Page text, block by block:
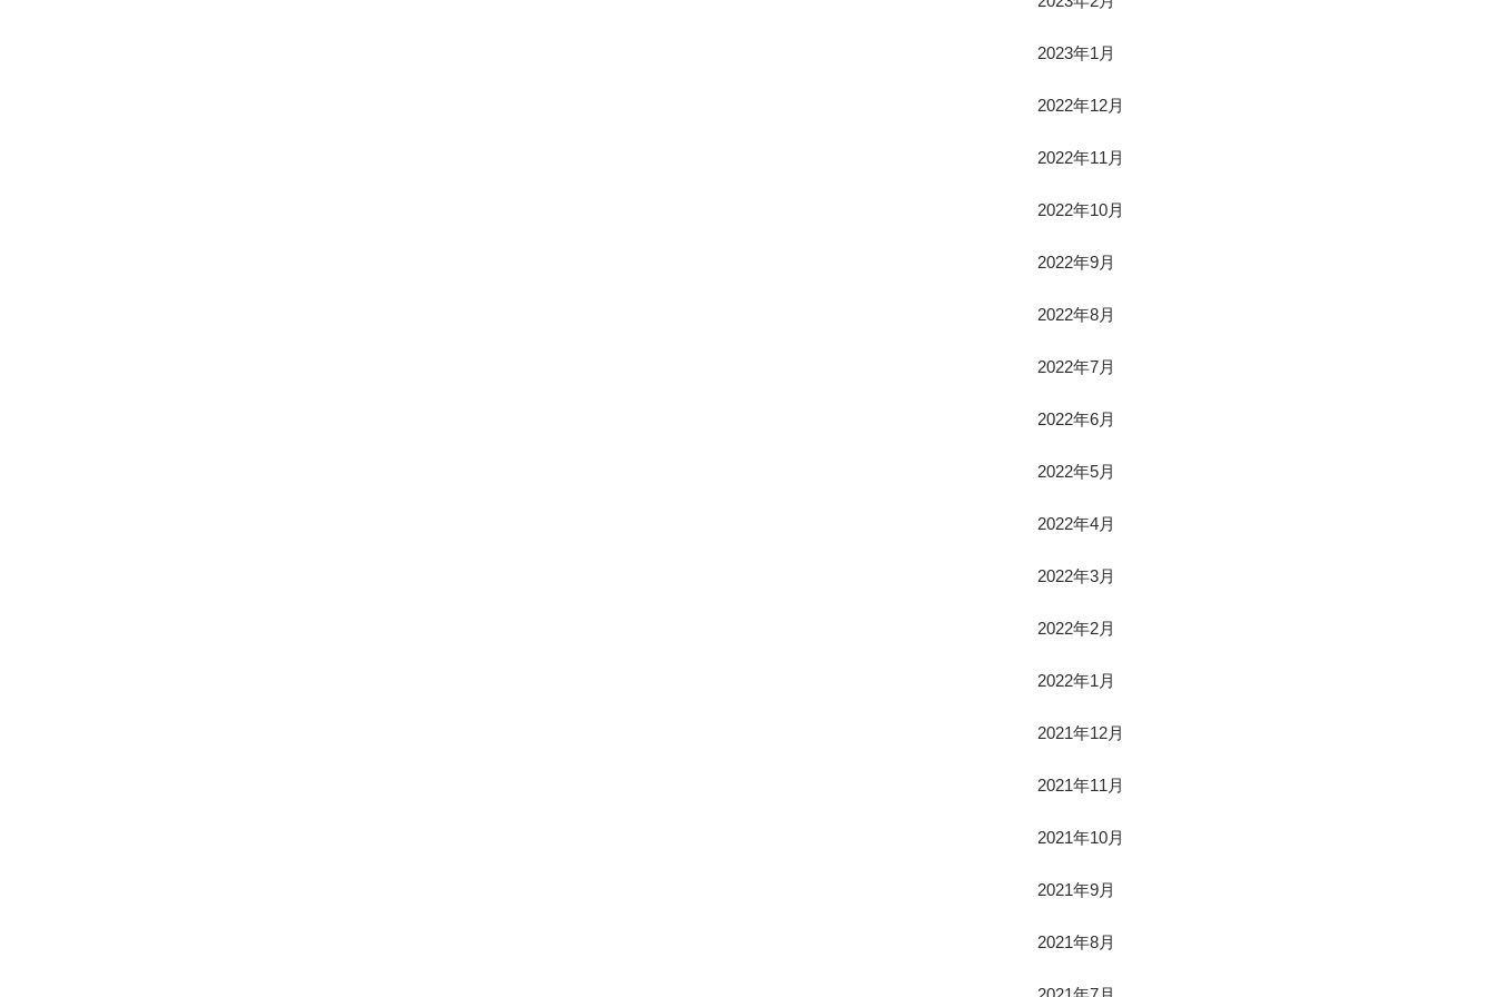
2023年1月
2022年12月
2022年11月
2022年10月
2022年9月
2022年8月
2022年7月
2022年6月
2022年5月
2022年4月
2022年3月
2022年2月
2022年1月
2021年12月
2021年11月
2021年10月
2021年9月
2021年8月